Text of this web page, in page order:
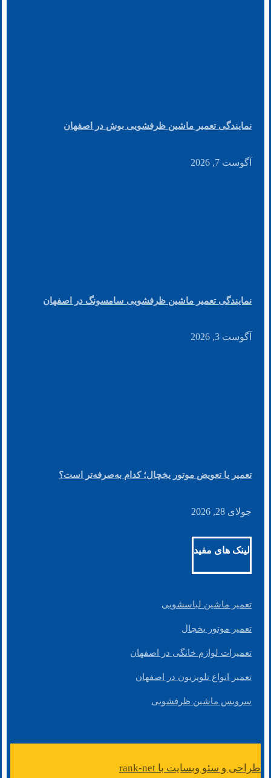
نمایندگی تعمیر ماشین ظرفشویی بوش در اصفهان
آگوست 7, 2026
نمایندگی تعمیر ماشین ظرفشویی سامسونگ در اصفهان
آگوست 3, 2026
تعمیر یا تعویض موتور یخچال؛ کدام به‌صرفه‌تر است؟
جولای 28, 2026
لینک های مفید
تعمیر ماشین لباسشویی
تعمیر موتور یخچال
تعمیرات لوازم خانگی در اصفهان
تعمیر انواع تلویزیون در اصفهان
سرویس ماشین ظرفشویی
طراحی و سئو وبسایت با rank-net